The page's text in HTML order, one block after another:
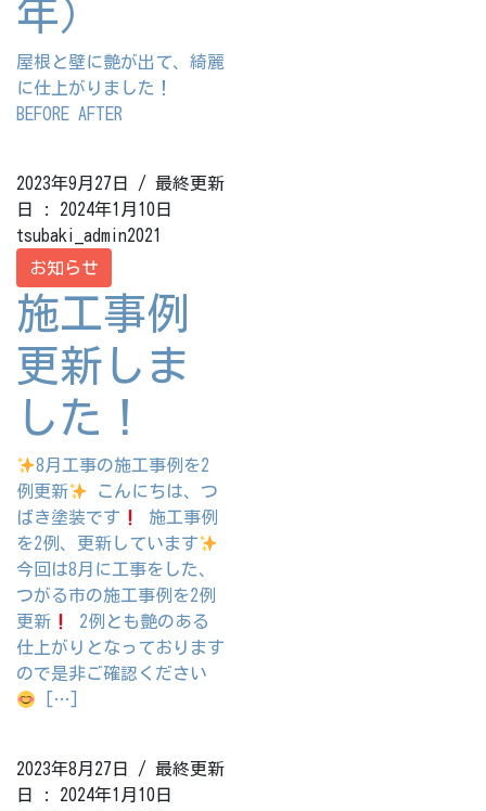
年）
屋根と壁に艶が出て、綺麗
に仕上がりました！
BEFORE AFTER
2023年9月27日
/ 最終更新
日 : 2024年1月10日
tsubaki_admin2021
お知らせ
施工事例
更新しま
した！
8月工事の施工事例を2
例更新
こんにちは、つ
ばき塗装です
施工事例
を2例、更新しています
今回は8月に工事をした、
つがる市の施工事例を2例
更新
2例とも艶のある
仕上がりとなっております
ので是非ご確認ください
[…]
2023年8月27日
/ 最終更新
日 : 2024年1月10日